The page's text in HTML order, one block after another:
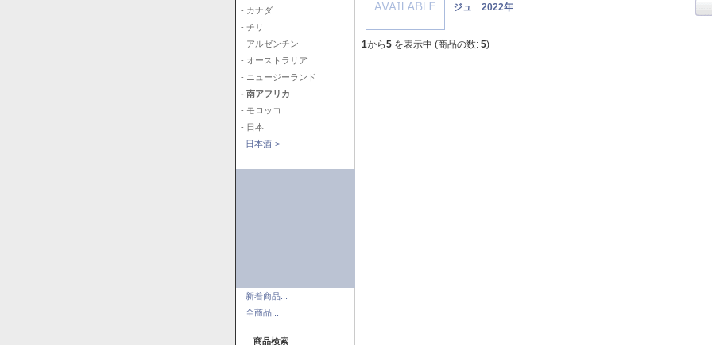
- カナダ
- チリ
- アルゼンチン
- オーストラリア
- ニュージーランド
- 南アフリカ
- モロッコ
- 日本
日本酒->
新着商品...
全商品...
商品検索
ジュ 2022年
1から5 を表示中 (商品の数: 5)